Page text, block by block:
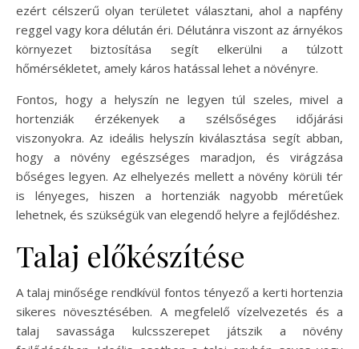
ezért célszerű olyan területet választani, ahol a napfény
reggel vagy kora délután éri. Délutánra viszont az árnyékos
környezet biztosítása segít elkerülni a túlzott
hőmérsékletet, amely káros hatással lehet a növényre.
Fontos, hogy a helyszín ne legyen túl szeles, mivel a
hortenziák érzékenyek a szélsőséges időjárási
viszonyokra. Az ideális helyszín kiválasztása segít abban,
hogy a növény egészséges maradjon, és virágzása
bőséges legyen. Az elhelyezés mellett a növény körüli tér
is lényeges, hiszen a hortenziák nagyobb méretűek
lehetnek, és szükségük van elegendő helyre a fejlődéshez.
Talaj előkészítése
A talaj minősége rendkívül fontos tényező a kerti hortenzia
sikeres növesztésében. A megfelelő vízelvezetés és a
talaj savassága kulcsszerepet játszik a növény